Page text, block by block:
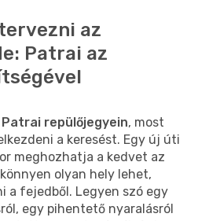
az
Patrai az
Patrai repülőjegyein, most
a keresést. Egy új úti
meghozhatja a kedvet az
olyan hely lehet,
a fejedből. Legyen szó egy
egy pihentető nyaralásról